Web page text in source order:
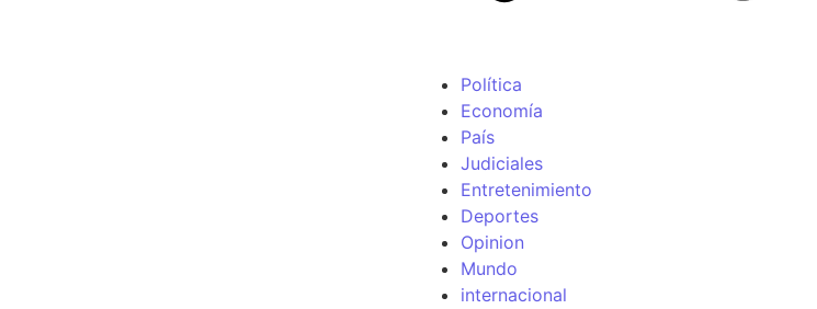
Política
Economía
País
Judiciales
Entretenimiento
Deportes
Opinion
Mundo
internacional